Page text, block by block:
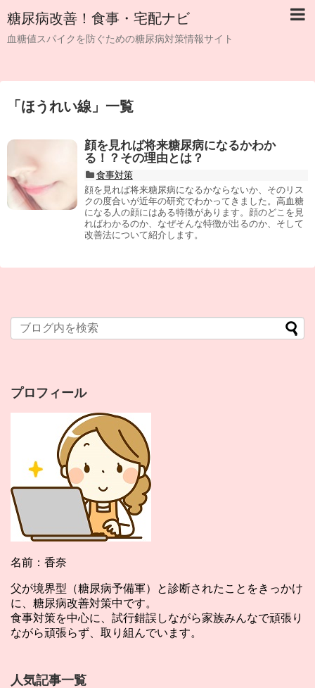
糖尿病改善！食事・宅配ナビ
血糖値スパイクを防ぐための糖尿病対策情報サイト
「 ほうれい線 」 一覧
顔を見れば将来糖尿病になるかわか
る！？その理由とは？
食事対策
顔を見れば将来糖尿病になるかならないか、そのリス
クの度合いが近年の研究でわかってきました。高血糖
になる人の顔にはある特徴があります。顔のどこを見
ればわかるのか、なぜそんな特徴が出るのか、そして
改善法について紹介します。
プロフィール
名前：香奈
父が境界型（糖尿病予備軍）と診断されたことをきっかけ
に、糖尿病改善対策中です。
食事対策を中心に、試行錯誤しながら家族みんなで頑張り
ながら頑張らず、取り組んでいます。
人気記事一覧